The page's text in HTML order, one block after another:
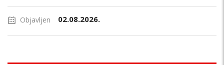
Objavljen 02.08.2026.